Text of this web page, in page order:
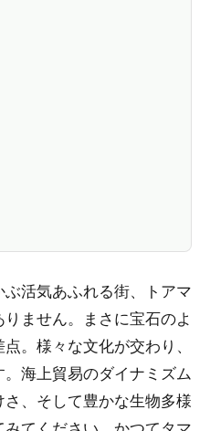
活気あふれる街、トアマ
ません。まさに宝石のよ
。様々な文化が交わり、
海上貿易のダイナミズム
、そして豊かな生物多様